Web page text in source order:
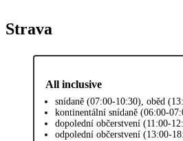
Strava
All inclusive
snídaně (07:00-10:30), oběd
kontinentální snídaně (06:00-
dopolední občerstvení (11:00-
odpolední občerstvení (13:00-